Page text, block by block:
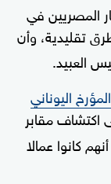
المصريين في
تقليدية، وأن
العبيد.
المؤرخ اليوناني
اكتشاف مقابر
كانوا عمالا